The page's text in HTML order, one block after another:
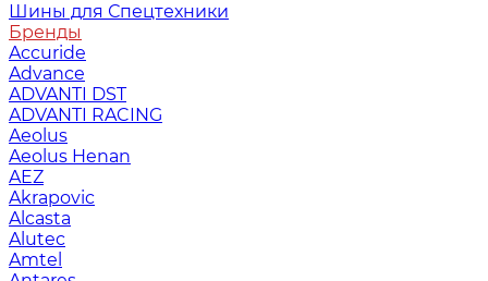
Шины для Спецтехники
Бренды
Accuride
Advance
ADVANTI DST
ADVANTI RACING
Aeolus
Aeolus Henan
AEZ
Akrapovic
Alcasta
Alutec
Amtel